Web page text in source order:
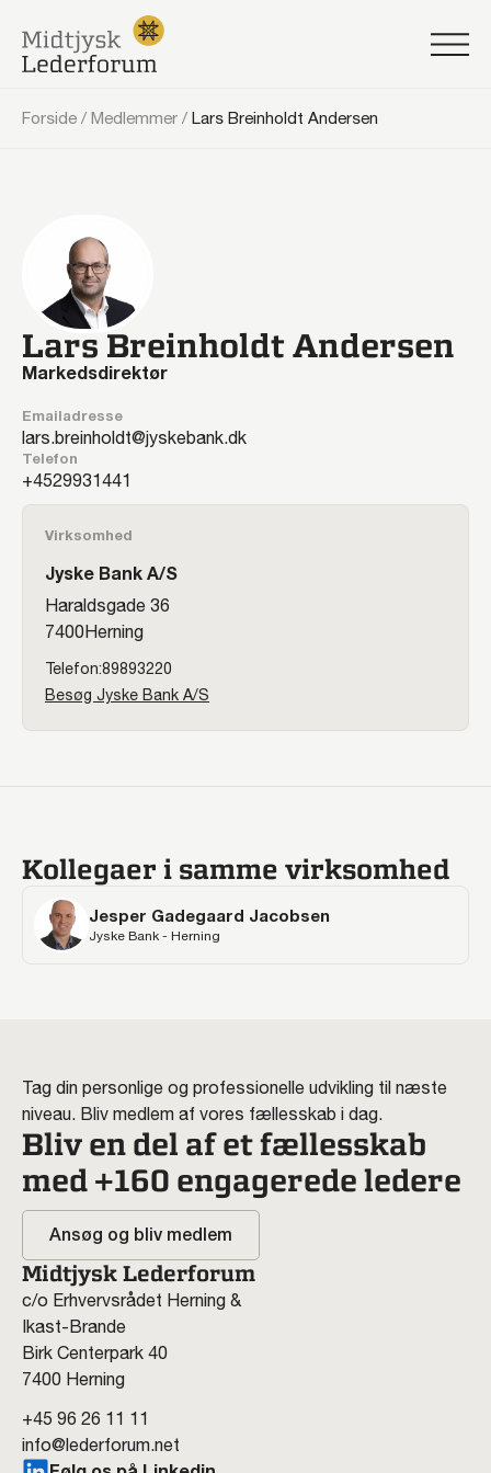
Forside / Medlemmer / Lars Breinholdt Andersen
Lars Breinholdt Andersen
Markedsdirektør
Emailadresse
lars.breinholdt@jyskebank.dk
Telefon
29931441
Virksomhed
Jyske Bank A/S
Haraldsgade 36
7400Herning
89893220
Besøg Jyske Bank A/S
Kollegaer i samme virksomhed
Jesper Gadegaard Jacobsen
Jyske Bank - Herning
Tag din personlige og professionelle udvikling til næste
niveau. Bliv medlem af vores fællesskab i dag.
Bliv en del af et fællesskab
med +160 engagerede ledere
Ansøg og bliv medlem
Midtjysk Lederforum
c/o Erhvervsrådet Herning &
Ikast-Brande
Birk Centerpark 40
7400 Herning
+45 96 26 11 11
info@lederforum.net